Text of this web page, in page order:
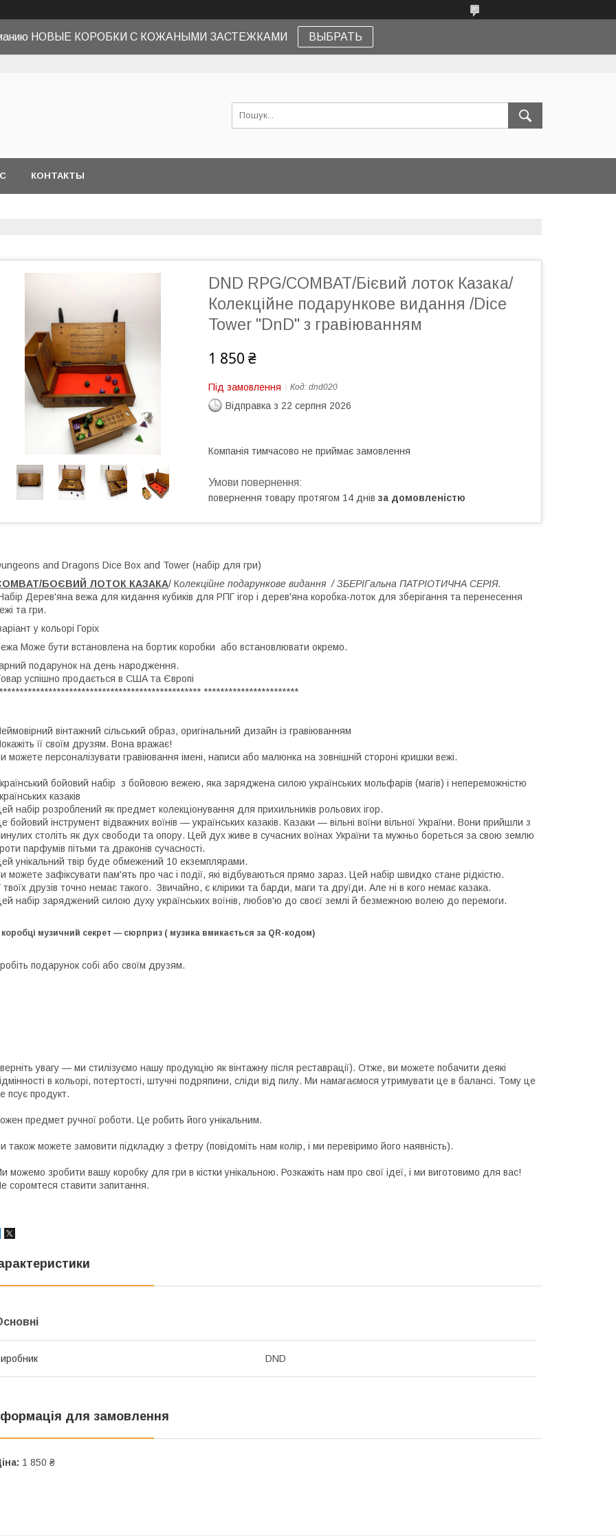
НОВЫЕ КОРОБКИ С КОЖАНЫМИ ЗАСТЕЖКАМИ ВЫБРАТЬ
КОНТАКТЫ
DND RPG/COMBAT/Бієвий лоток Казака/
Колекційне подарункове видання /Dice
Tower "DnD" з гравіюванням
1 850 ₴
Під замовлення Код: dnd020
Відправка з 22 серпня 2026
Компанія тимчасово не приймає замовлення
повернення товару протягом 14 днів за домовленістю
and Dragons Dice Box and Tower (набір для гри)
БОЄВИЙ ЛОТОК КАЗАКА/ Колекційне подарункове видання / ЗБЕРІГальна ПАТРІОТИЧНА СЕРІЯ.
Дерев'яна вежа для кидання кубиків для РПГ ігор і дерев'яна коробка-лоток для зберігання та перенесення
та гри.
у кольорі Горіх
Може бути встановлена на бортик коробки або встановлювати окремо.
подарунок на день народження.
успішно продається в США та Європі
***********************
вінтажний сільський образ, оригінальний дизайн із гравіюванням
її своїм друзям. Вона вражає!
можете персоналізувати гравіювання імені, написи або малюнка на зовнішній стороні кришки вежі.
бойовий набір з бойовою вежею, яка заряджена силою українських мольфарів (магів) і непереможністю
казаків
набір розроблений як предмет колекціонування для прихильників рольових ігор.
бойовий інструмент відважних воїнів — українських казаків. Казаки — вільні воїни вільної України. Вони прийшли з
століть як дух свободи та опору. Цей дух живе в сучасних воїнах України та мужньо бореться за свою землю
парфумів пітьми та драконів сучасності.
унікальний твір буде обмежений 10 екземплярами.
можете зафіксувати пам'ять про час і події, які відбуваються прямо зараз. Цей набір швидко стане рідкістю.
твоїх друзів точно немає такого. Звичайно, є клірики та барди, маги та друїди. Але ні в кого немає казака.
набір заряджений силою духу українських воїнів, любов'ю до своєї землі й безмежною волею до перемоги.
коробці музичний секрет — сюрприз ( музика вмикається за QR-кодом)
подарунок собі або своїм друзям.
увагу — ми стилізуємо нашу продукцію як вінтажну після реставрації). Отже, ви можете побачити деякі
в кольорі, потертості, штучні подряпини, сліди від пилу. Ми намагаємося утримувати це в балансі. Тому це
псує продукт.
предмет ручної роботи. Це робить його унікальним.
також можете замовити підкладку з фетру (повідоміть нам колір, і ми перевіримо його наявність).
можемо зробити вашу коробку для гри в кістки унікальною. Розкажіть нам про свої ідеї, і ми виготовимо для вас!
соромтеся ставити запитання.
DND
для замовлення
1 850 ₴